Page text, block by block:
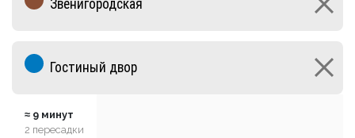
≈ 9 минут
2 пересадки